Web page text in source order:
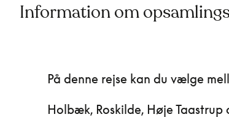
Information om
På denne rejse kan du vælge
Holbæk, Roskilde, Høje Taastrup